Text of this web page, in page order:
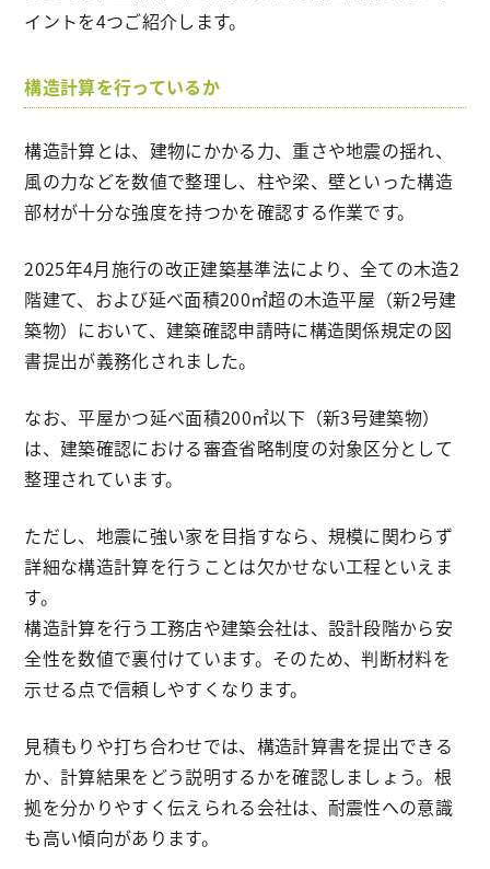
イントを4つご紹介します。
構造計算を行っているか
構造計算とは、建物にかかる力、重さや地震の揺れ、
風の力などを数値で整理し、柱や梁、壁といった構造
部材が十分な強度を持つかを確認する作業です。
2025年4月施行の改正建築基準法により、全ての木造2
階建て、および延べ面積200㎡超の木造平屋（新2号建
築物）において、建築確認申請時に構造関係規定の図
書提出が義務化されました。
なお、平屋かつ延べ面積200㎡以下（新3号建築物）
は、建築確認における審査省略制度の対象区分として
整理されています。
ただし、地震に強い家を目指すなら、規模に関わらず
詳細な構造計算を行うことは欠かせない工程といえま
す。
構造計算を行う工務店や建築会社は、設計段階から安
全性を数値で裏付けています。そのため、判断材料を
示せる点で信頼しやすくなります。
見積もりや打ち合わせでは、構造計算書を提出できる
か、計算結果をどう説明するかを確認しましょう。根
拠を分かりやすく伝えられる会社は、耐震性への意識
も高い傾向があります。